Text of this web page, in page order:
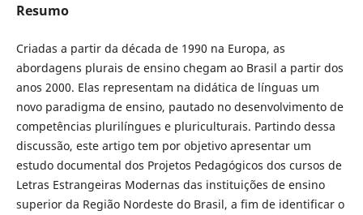
Resumo
Criadas a partir da década de 1990 na Europa, as
abordagens plurais de ensino chegam ao Brasil a partir dos
anos 2000. Elas representam na didática de línguas um
novo paradigma de ensino, pautado no desenvolvimento de
competências plurilíngues e pluriculturais. Partindo dessa
discussão, este artigo tem por objetivo apresentar um
estudo documental dos Projetos Pedagógicos dos cursos de
Letras Estrangeiras Modernas das instituições de ensino
superior da Região Nordeste do Brasil, a fim de identificar o